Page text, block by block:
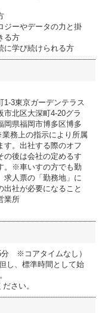
ジーやデータの力と掛
る方
に学び続けられる方
1-3東京ガーデンテラス
北区大深町4-20グラ
岡県福岡市博多区博多
務上の指示により所属
す。出社する際のオフ
の後は会社の定めるす
。※車いすの方でも勤
求人票の「勤務地」に
社が必要になること
業所
分 ※コアタイムなし）
し、標準時間として始
さい。